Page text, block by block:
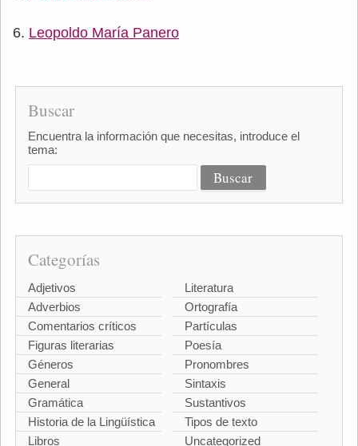
Leopoldo María Panero
Buscar
Encuentra la información que necesitas, introduce el
tema:
Categorías
Adjetivos
Adverbios
Comentarios críticos
Figuras literarias
Géneros
General
Gramática
Historia de la Lingüística
Libros
Literatura
Ortografía
Partículas
Poesía
Pronombres
Sintaxis
Sustantivos
Tipos de texto
Uncategorized